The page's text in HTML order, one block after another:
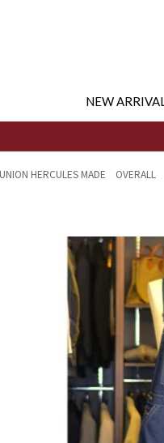
NEW ARRIVAL
UNION HERCULES MADE